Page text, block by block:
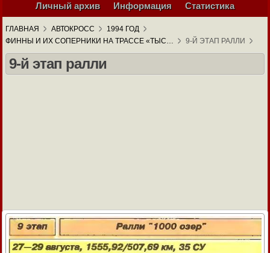
Личный архив
Информация Статистика
ГЛАВНАЯ АВТОКРОСС
1994 ГОД
ФИННЫ И ИХ СОПЕРНИКИ НА ТРАССЕ «ТЫС…
9-Й ЭТАП РАЛЛИ
9-й этап ралли